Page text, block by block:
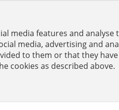
media features and
media, advertising and
to them or that they
cookies as described above.